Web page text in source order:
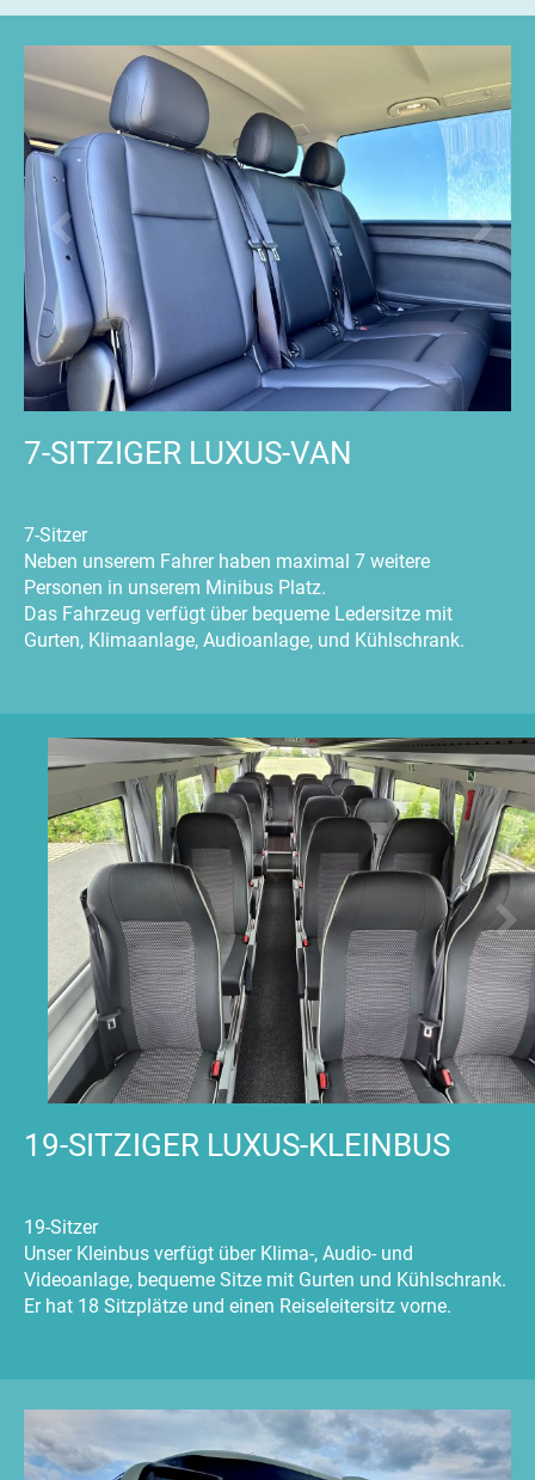
7-SITZIGER LUXUS-VAN
7-Sitzer
Neben unserem Fahrer haben maximal 7 weitere
Personen in unserem Minibus Platz.
Das Fahrzeug verfügt über bequeme Ledersitze mit
Gurten, Klimaanlage, Audioanlage, und Kühlschrank.
19-SITZIGER LUXUS-KLEINBUS
19-Sitzer
Unser Kleinbus verfügt über Klima-, Audio- und
Videoanlage, bequeme Sitze mit Gurten und Kühlschrank.
Er hat 18 Sitzplätze und einen Reiseleitersitz vorne.